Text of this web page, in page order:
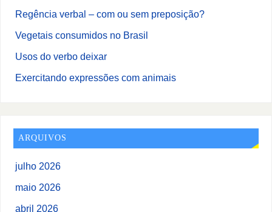
Regência verbal – com ou sem preposição?
Vegetais consumidos no Brasil
Usos do verbo deixar
Exercitando expressões com animais
ARQUIVOS
julho 2026
maio 2026
abril 2026